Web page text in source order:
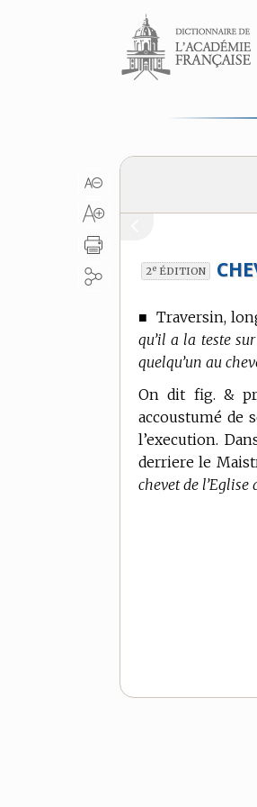
Aller au contenu
2e ÉDITION
■Traversin,
qu’il a la teste
quelqu’un au
On dit fig. &
accoustumé de
l’execution.
derriere le
chevet de l’Eglise